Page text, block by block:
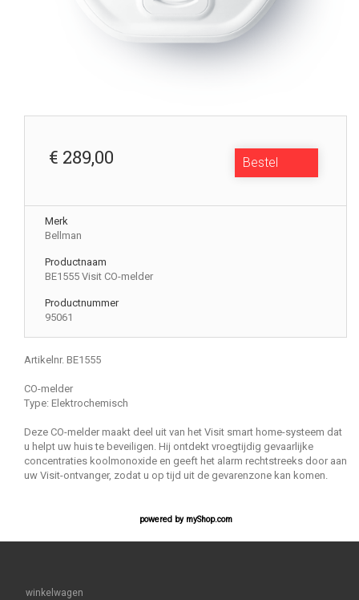
€ 289,00 Bestel
Merk
Bellman
Productnaam
BE1555 Visit CO-melder
Productnummer
95061
Artikelnr. BE1555
CO-melder
Type: Elektrochemisch
Deze CO-melder maakt deel uit van het Visit smart home-systeem dat
u helpt uw huis te beveiligen. Hij ontdekt vroegtijdig gevaarlijke
concentraties koolmonoxide en geeft het alarm rechtstreeks door aan
uw Visit-ontvanger, zodat u op tijd uit de gevarenzone kan komen.
powered by myShop.com
winkelwagen